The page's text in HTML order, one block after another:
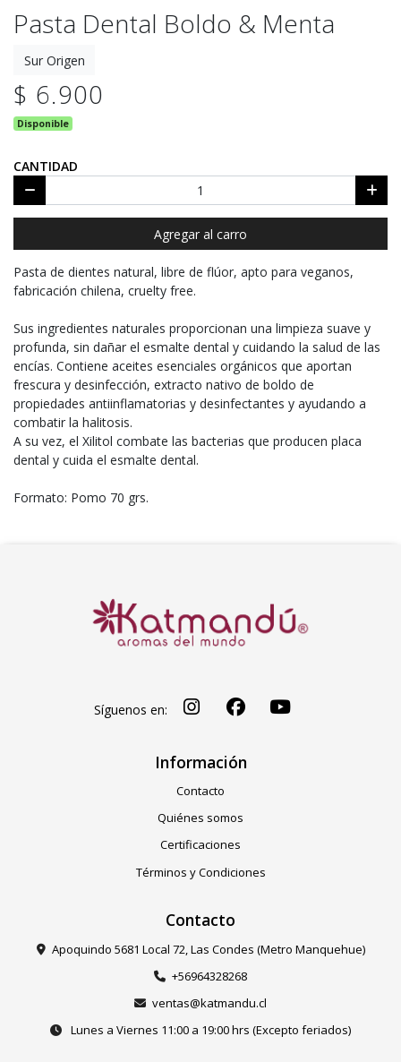
Pasta Dental Boldo & Menta
Sur Origen
$ 6.900
Disponible
CANTIDAD
Agregar al carro
Pasta de dientes natural, libre de flúor, apto para veganos,
fabricación chilena, cruelty free.
Sus ingredientes naturales proporcionan una limpieza suave y
profunda, sin dañar el esmalte dental y cuidando la salud de las
encías. Contiene aceites esenciales orgánicos que aportan
frescura y desinfección, extracto nativo de boldo de
propiedades antiinflamatorias y desinfectantes y ayudando a
combatir la halitosis.
A su vez, el Xilitol combate las bacterias que producen placa
dental y cuida el esmalte dental.
Formato: Pomo 70 grs.
Síguenos en:
Información
Contacto
Quiénes somos
Certificaciones
Términos y Condiciones
Contacto
Apoquindo 5681 Local 72, Las Condes (Metro Manquehue)
+56964328268
ventas@katmandu.cl
Lunes a Viernes 11:00 a 19:00 hrs (Excepto feriados)